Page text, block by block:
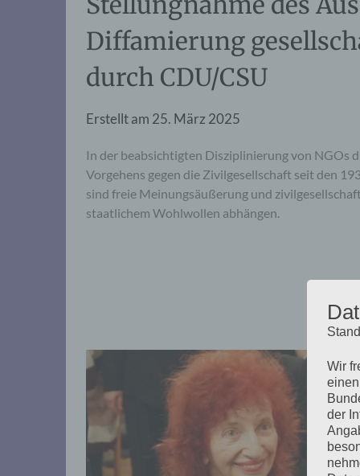
Diffamierung
durch CDU/CSU
Erstellt am 25. März 2025
In der beabsichtigten Disziplinierung von NGOs
Vorgehens gegen die Zivilgesellschaft seit den
sind freie Meinungsäußerung und
staatlichem Wohlwollen abhängen.
Wir
der